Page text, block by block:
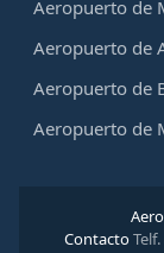
Aeropuerto de
Aeropuerto de
Aeropuerto de
Aeropuerto de
ContactoTelf.